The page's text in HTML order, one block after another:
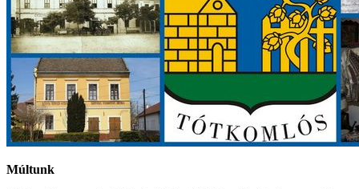
Múltunk